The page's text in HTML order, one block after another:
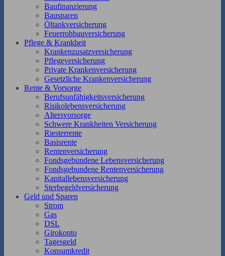
Baufinanzierung
Bausparen
Öltankversicherung
Feuerrohbauversicherung
Pflege & Krankheit
Krankenzusatzversicherung
Pflegeversicherung
Private Krankenversicherung
Gesetzliche Krankenversicherung
Rente & Vorsorge
Berufs­unfähigkeitsversicherung
Risikolebensversicherung
Altersvorsorge
Schwere Krankheiten Versicherung
Riesterrente
Basisrente
Rentenversicherung
Fondsgebundene Lebensversicherung
Fondsgebundene Rentenversicherung
Kapitallebensversicherung
Sterbegeldversicherung
Geld und Sparen
Strom
Gas
DSL
Girokonto
Tagesgeld
Konsumkredit